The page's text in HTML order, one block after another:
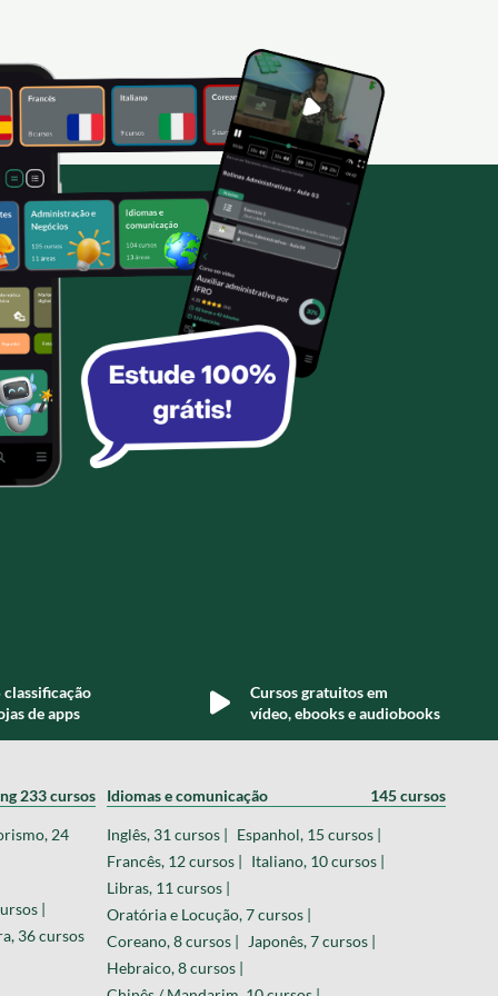
classificação
de apps
Cursos gratuitos em
vídeo, ebooks e audiobooks
233 cursos
24
|
36 cursos
Idiomas e comunicação 145 cursos
Inglês, 31 cursos | Espanhol, 15 cursos |
Francês, 12 cursos | Italiano, 10 cursos |
Libras, 11 cursos |
Oratória e Locução, 7 cursos |
Coreano, 8 cursos |
Japonês, 7 cursos |
Hebraico, 8 cursos |